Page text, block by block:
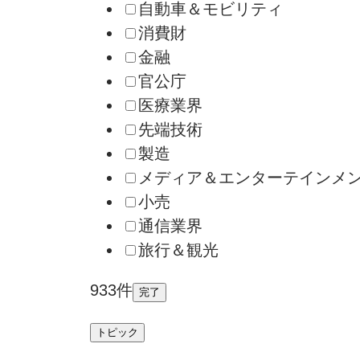
自動車＆モビリティ
消費財
金融
官公庁
医療業界
先端技術
製造
メディア＆エンターテインメ
小売
通信業界
旅行＆観光
933件 完了
トピック